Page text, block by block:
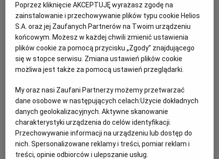
Każde miasto ma swojego Spider-Mana –
KONKURS!
Poprzez kliknięcie AKCEPTUJĘ wyrażasz zgodę na
zainstalowanie i przechowywanie plików typu cookie Helios
S.A. oraz jej Zaufanych Partnerów na Twoim urządzeniu
końcowym. Możesz w każdej chwili zmienić ustawienia
plików cookie za pomocą przycisku „Zgody” znajdującego
się w stopce serwisu. Zmiana ustawień plików cookie
możliwa jest także za pomocą ustawień przeglądarki.
My oraz nasi Zaufani Partnerzy możemy przetwarzać
dane osobowe w następujących celach:Użycie dokładnych
danych geolokalizacyjnych. Aktywne skanowanie
charakterystyki urządzenia do celów identyfikacji.
Przechowywanie informacji na urządzeniu lub dostęp do
nich. Spersonalizowane reklamy i treści, pomiar reklam i
treści, opinie odbiorców i ulepszanie usług.